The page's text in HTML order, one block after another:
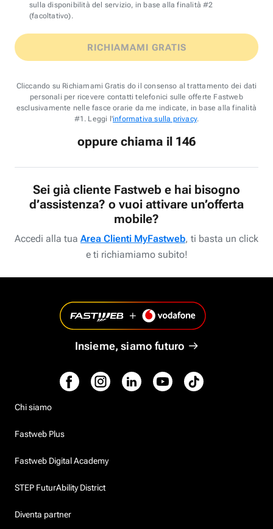
sulla disponibilità del servizio, in base alla finalità #2
(facoltativo).
RICHIAMAMI GRATIS
Cliccando su Richiamami Gratis do il consenso al trattamento dei dati
personali per ricevere contatti telefonici sulle offerte Fastweb
esclusivamente nelle fasce orarie da me indicate, in base alla finalità
#1. Leggi l'informativa sulla privacy.
oppure chiama il 146
Sei già cliente Fastweb e hai bisogno
d’assistenza? o vuoi attivare un’offerta
mobile?
Accedi alla tua Area Clienti MyFastweb, ti basta un click
e ti richiamiamo subito!
Insieme, siamo futuro
Chi siamo
Fastweb Plus
Fastweb Digital Academy
STEP FuturAbility District
Diventa partner